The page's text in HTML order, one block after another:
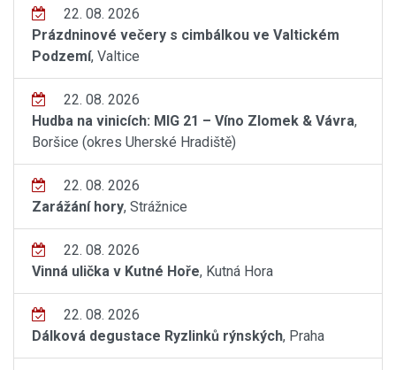
22. 08. 2026
Prázdninové večery s cimbálkou ve Valtickém
Podzemí, Valtice
22. 08. 2026
Hudba na vinicích: MIG 21 – Víno Zlomek & Vávra,
Boršice (okres Uherské Hradiště)
22. 08. 2026
Zarážání hory, Strážnice
22. 08. 2026
Vinná ulička v Kutné Hoře, Kutná Hora
22. 08. 2026
Dálková degustace Ryzlinků rýnských, Praha